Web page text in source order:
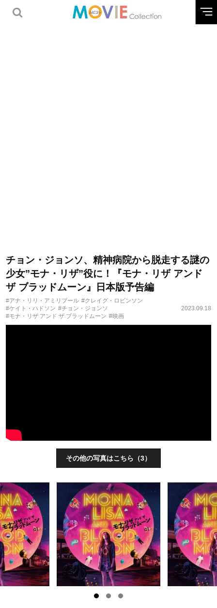
チョン・ジョンソ、精神病院から脱走する謎の
少女”モナ・リザ”役に！『モナ・リザ アンド
ザ ブラッドムーン』日本版予告編
#アナ・リリ・アミリプール #クレイグ・ロビンソン
#ケイト・ハドソン #チョン・ジョンソ
#モナ・リザ アンド ザ ブラッドムーン #映画
2023.09.18
その他の写真はこちら（3）